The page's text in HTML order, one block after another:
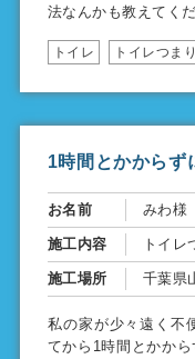
法なんかも教えてく
トイレ トイレつまり
1時間とかからず
お名前 みわ様
施工内容 トイレ
施工場所 千葉県
私の家が少々遠く不
てから1時間とかか